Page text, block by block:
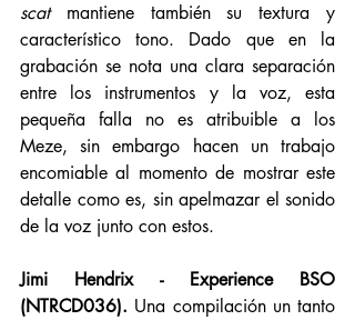
scat mantiene también su textura y
característico tono. Dado que en la
grabación se nota una clara separación
entre los instrumentos y la voz, esta
pequeña falla no es atribuible a los
Meze, sin embargo hacen un trabajo
encomiable al momento de mostrar este
detalle como es, sin apelmazar el sonido
de la voz junto con estos.
Jimi Hendrix - Experience BSO
(NTRCD036). Una compilación un tanto